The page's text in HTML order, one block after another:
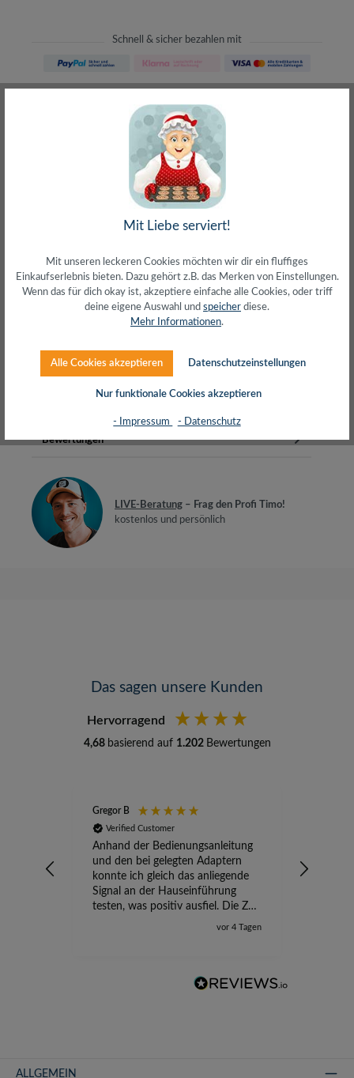
Schnell & sicher bezahlen mit
meist direkt aus Waiblingen
30 Tage Rückgaberecht
ohne Risiko bestellen
– Frag den Profi!
kostenlos und persönlich
Über 20+ Jahre Erfahrung
wir wissen von was wir sprechen
EthernetAuflösung: Ult…
Bewertungen
LIVE-Beratung – Frag den Profi Timo!
kostenlos und persönlich
Das sagen unsere Kunden
Hervorragend
4,68 basierend auf 1.202 Bewertungen
Gregor B
Verified Customer
Anhand der Bedienungsanleitung
und den bei gelegten Adaptern
konnte ich gleich das anliegende
Signal an der Hauseinführung
testen, was positiv ausfiel. Die Zeit
der Ungewissheit ist jetzt vorbei,
vor 4 Tagen
ALLGEMEIN
Mit Liebe serviert!
Mit unseren leckeren Cookies möchten wir dir ein fluffiges
Einkaufserlebnis bieten. Dazu gehört z.B. das Merken von Einstellungen.
Wenn das für dich okay ist, akzeptiere einfache alle Cookies, oder triff
deine eigene Auswahl und speicher diese.
Mehr Informationen.
Alle Cookies akzeptieren Datenschutzeinstellungen
Nur funktionale Cookies akzeptieren
- Impressum - Datenschutz